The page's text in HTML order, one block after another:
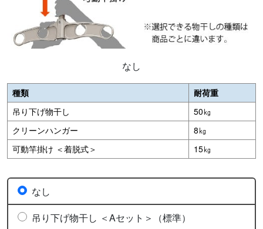
なし
種類
耐荷重
吊り下げ物干し
50㎏
クリーンハンガー
8㎏
可動竿掛け ＜着脱式＞
15㎏
なし
吊り下げ物干し ＜Aセット＞（標準）